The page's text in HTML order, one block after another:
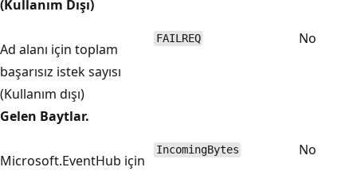
(Kullanım Dışı)
Ad alanı için toplam
başarısız istek sayısı
(Kullanım dışı)
FAILREQ No
Gelen Baytlar.
Microsoft.EventHub için
IncomingBytes No